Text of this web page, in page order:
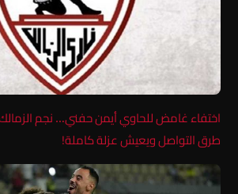
اختفاء غامض للحاوي أيمن حفني… نجم
طرق التواصل ويعيش عزلة كاملة!